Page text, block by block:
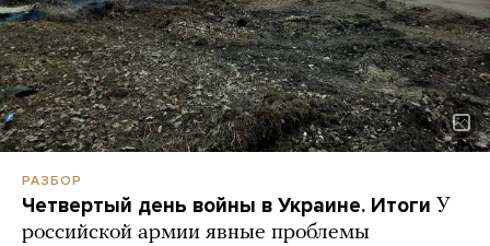
РАЗБОР
Четвертый день войны в Украине. Итоги У
российской армии явные проблемы